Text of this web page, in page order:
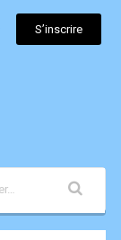
S’inscrire